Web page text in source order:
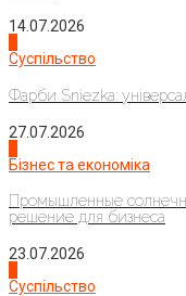
14.07.2026
Суспільство
Фарби Sniezka:
27.07.2026
Бізнес та економіка
Промышленные
решение для бизнеса
23.07.2026
Суспільство